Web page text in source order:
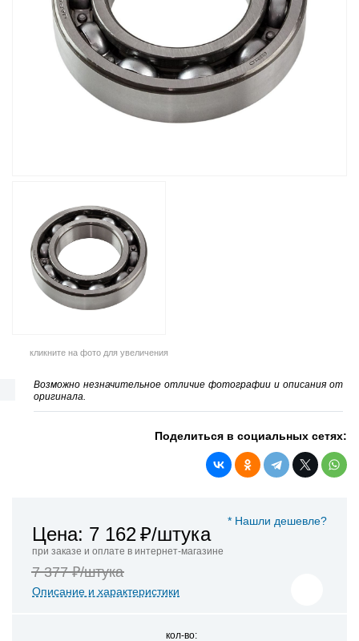
кликните на фото для увеличения
Возможно незначительное отличие фотографии и описания от
оригинала.
Поделиться в социальных сетях:
* Нашли дешевле?
Цена: 7 162₽/штука
при заказе и оплате в интернет-магазине
7 377 ₽/штука
Описание и характеристики
кол-во: